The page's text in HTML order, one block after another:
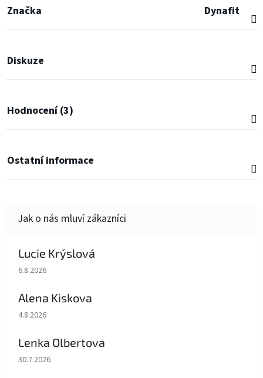
Značka Dynafit
Diskuze
Hodnocení (3)
Ostatní informace
Lucie Krýslová
Hodnocení obchodu je 5 z 5 hvězdiček.
6.8.2026
Alena Kiskova
Hodnocení obchodu je 5 z 5 hvězdiček.
4.8.2026
Lenka Olbertova
Hodnocení obchodu je 5 z 5 hvězdiček.
30.7.2026